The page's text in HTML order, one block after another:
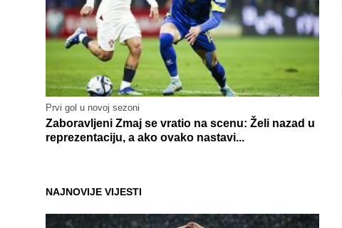
Prvi gol u novoj sezoni
Zaboravljeni Zmaj se vratio na scenu: Želi nazad u
reprezentaciju, a ako ovako nastavi...
NAJNOVIJE VIJESTI